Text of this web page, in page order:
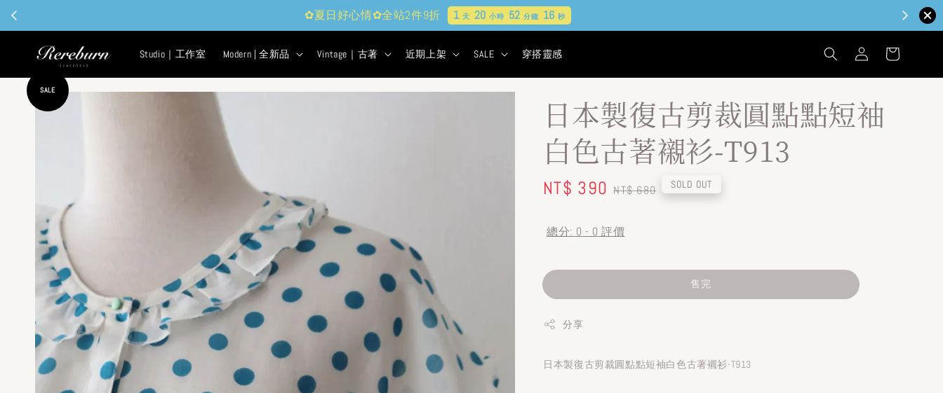
現貨&古著★超商取貨付款$399免運 1 天 20小時 52
Studio｜工作室 Modern | 全新品 Vintage｜古著 近期上架 SALE 穿搭靈感
SALE
日本製復古剪裁圓點點短袖
白色古著襯衫-T913
Sale
NT$ 390 Regular
NT$ 680 SOLD OUT
總分: 0 - 0 評價
售完
分享
日本製復古剪裁圓點點短袖白色古著襯衫-T913